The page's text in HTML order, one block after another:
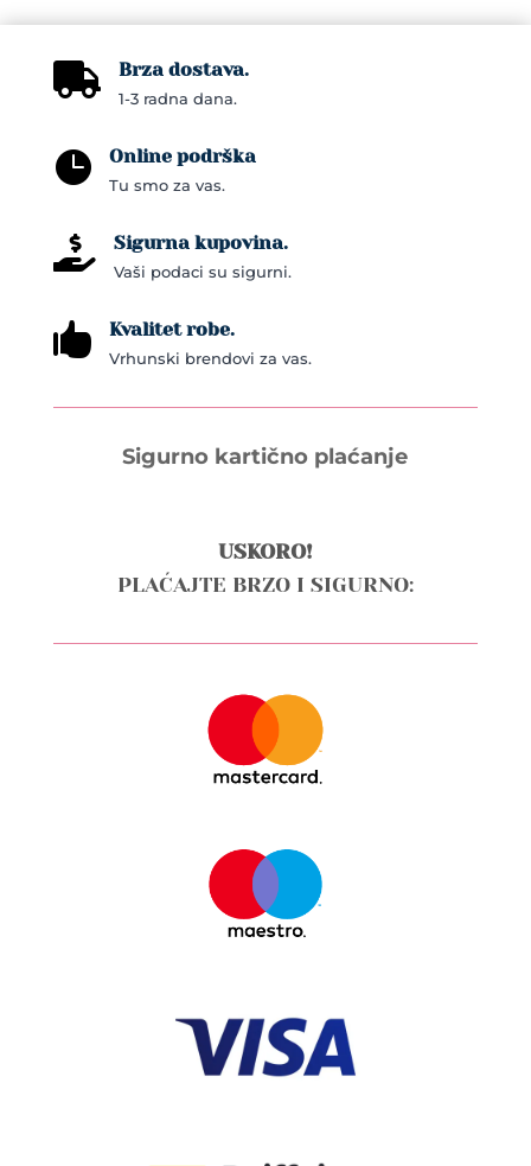
options
may
chosen
product
 Brza dostava.
1-3 radna dana.
 Online podrška
Tu smo za vas.
 Sigurna kupovina.
Vaši podaci su sigurni.
 Kvalitet robe.
Vrhunski brendovi za vas.
Sigurno kartično plaćanje
USKORO!
PLAĆAJTE BRZO I SIGURNO: